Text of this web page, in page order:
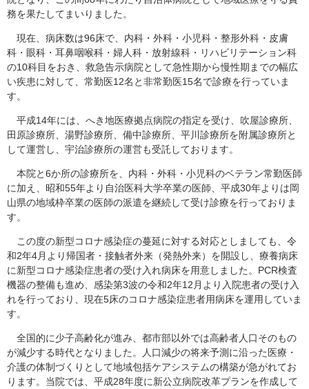
務を果たしてまいりました。
現在、病床数は96床で、内科・外科・小児科・整形外科・皮膚
科・眼科・耳鼻咽喉科・婦人科・放射線科・リハビリテーション科
の10科目をおき、救急告示病院として急性期から慢性期までの幅広
い疾患に対して、常勤医12名と非常勤医15名で診療を行っていま
す。
平成14年には、へき地医療拠点病院の指定を受け、吹屋診療所、
田原診療所、湯野診療所、備中診療所、平川診療所を附属診療所と
して運営し、宇治診療所の運営も受託しております。
本院と6か所の診療所を、内科・外科・小児科のベテラン常勤医師
に加え、昭和55年より自治医科大学卒業の医師、平成30年よりは岡
山県の地域枠卒業の医師の派遣を継続して受け診療を行っておりま
す。
この度の新型コロナ感染症の蔓延に対する対応としましても、令
和2年4月より帰国者・接触者外来（発熱外来）を開設し、療養病床
に新型コロナ感染症患者の受け入れ病床を用意しました。PCR検査
機器の整備も進め、感染第3波の令和2年12月より入院患者の受け入
れを行っており、現在5床のコロナ感染症患者用病床を運用していま
す。
全国的に少子高齢化が進み、都市部以外では高齢者人口そのもの
が減少する時代となりました。人口減少の将来予測に沿った医療・
介護の体制づくりとして地域包括ケアシステムの構築が急がれてお
ります。当院では、平成28年度に新公立病院改革プランを作成して